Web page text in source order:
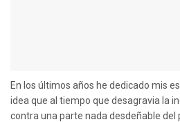
En los últimos años he dedicado mis
idea que al tiempo que desagravia la
contra una parte nada desdeñable del